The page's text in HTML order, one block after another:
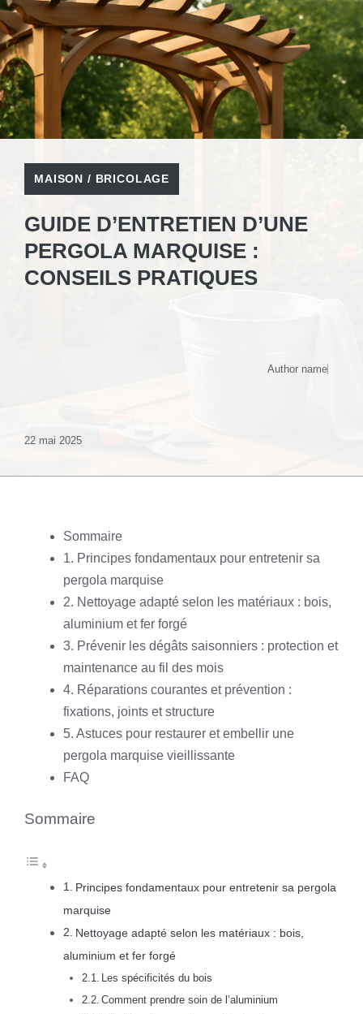
MAISON / BRICOLAGE
GUIDE D’ENTRETIEN D’UNE
PERGOLA MARQUISE :
CONSEILS PRATIQUES
Author name
22 mai 2025
Sommaire
1. Principes fondamentaux pour entretenir sa
pergola marquise
2. Nettoyage adapté selon les matériaux : bois,
aluminium et fer forgé
3. Prévenir les dégâts saisonniers : protection et
maintenance au fil des mois
4. Réparations courantes et prévention :
fixations, joints et structure
5. Astuces pour restaurer et embellir une
pergola marquise vieillissante
FAQ
Sommaire
Principes fondamentaux pour entretenir sa pergola
marquise
Nettoyage adapté selon les matériaux : bois,
aluminium et fer forgé
Les spécificités du bois
Comment prendre soin de l’aluminium